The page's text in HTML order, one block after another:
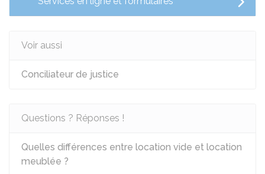
Voir aussi
Conciliateur de justice
Questions ? Réponses !
Quelles différences entre location vide et location
meublée ?